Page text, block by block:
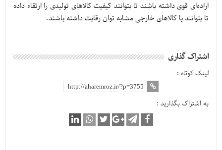
اراده‌ای قوی داشته باشند تا بتوانند کیفیت کالاهای تولیدی را ارتقاء داده
تا بتوانند با کالاهای خارجی مشابه توان رقابت داشته باشند.
اشتراک گذاری
لینک کوتاه :
به اشتراک بگذارید :